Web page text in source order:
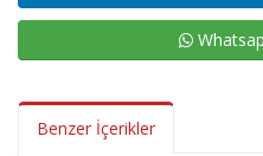
Benzer İçerikler